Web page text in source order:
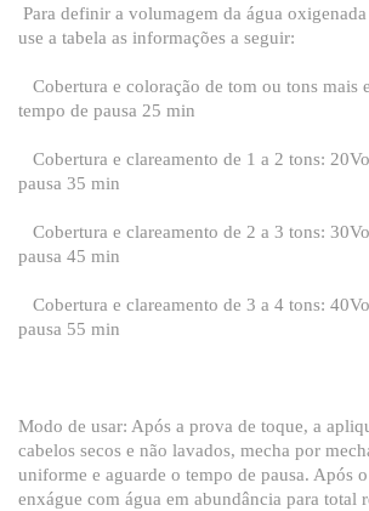
Para definir a volumagem da água
use a tabela as informações a seguir:
Cobertura e coloração de tom ou tons mais
tempo de pausa 25 min
Cobertura e clareamento de 1 a 2 tons:
pausa 35 min
Cobertura e clareamento de 2 a 3 tons:
pausa 45 min
Cobertura e clareamento de 3 a 4 tons:
pausa 55 min
Modo de usar: Após a prova de toque, a
cabelos secos e não lavados, mecha por
uniforme e aguarde o tempo de pausa. Após
enxágue com água em abundância para total